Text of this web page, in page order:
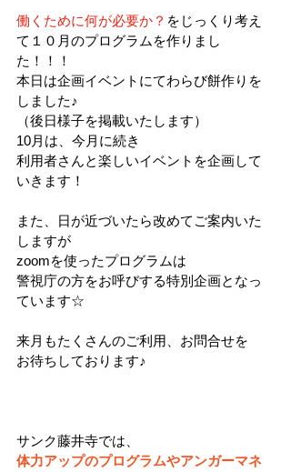
働くために何が必要か？ をじっくり考え
て１０月のプログラムを作りまし
た！！！
本日は企画イベントにてわらび餅作りを
しました♪
（後日様子を掲載いたします）
10月は、今月に続き
利用者さんと楽しいイベントを企画して
いきます！
また、日が近づいたら改めてご案内いた
しますが
zoomを使ったプログラムは
警視庁の方をお呼びする特別企画となっ
ています☆
来月もたくさんのご利用、お問合せを
お待ちしております♪
サンク藤井寺では、
体力アップのプログラムやアンガーマネ